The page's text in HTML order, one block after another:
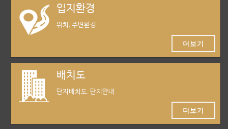
입지환경
위치, 주변환경
더보기
배치도
단지배치도, 단지안내
더보기